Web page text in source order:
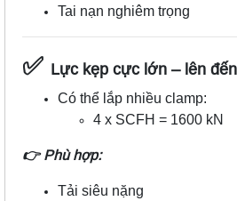
Tai nạn nghiêm trọng
✅ Lực kẹp cực lớn – lên
Có thể lắp nhiều clamp:
4 x SCFH = 1600 kN
👉 Phù hợp:
Tải siêu nặng